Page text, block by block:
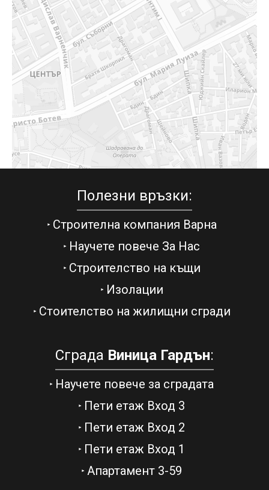
Полезни връзки:
Строителна компания Варна
Научете повече За Нас
Строителство на къщи
Изолации
Стоителство на жилищни сгради
Сграда Виница Гардън:
Научете повече за сградата
Пети етаж Вход 3
Пети етаж Вход 2
Пети етаж Вход 1
Апартамент 3-59